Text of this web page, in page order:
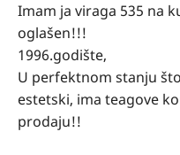
Imam ja viraga 535 na
oglašen!!!
1996.godište,
U perfektnom stanju
estetski, ima teagove
prodaju!!